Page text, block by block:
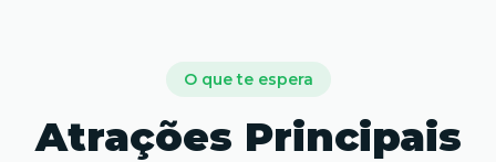
O que te espera
Atrações Principais